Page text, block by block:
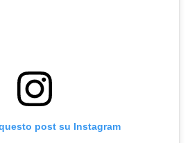
post su Instagram